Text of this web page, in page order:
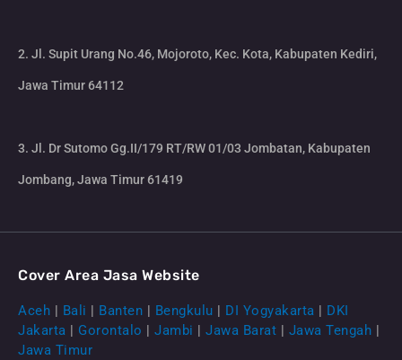
2. Jl. Supit Urang No.46, Mojoroto, Kec. Kota, Kabupaten Kediri,
Jawa Timur 64112
3. Jl. Dr Sutomo Gg.II/179 RT/RW 01/03 Jombatan, Kabupaten
Jombang, Jawa Timur 61419
Cover Area Jasa Website
Aceh Bali Banten Bengkulu DI Yogyakarta
DKI
Jakarta
Gorontalo Jambi Jawa Barat Jawa Tengah
Jawa Timur